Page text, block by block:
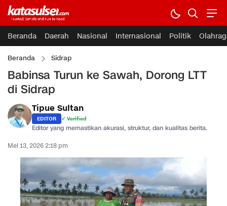
Beranda Daerah Nasional Internasional Politik
Beranda Sidrap
Babinsa Turun ke Sawah, Dorong LTT
di Sidrap
Tipue Sultan
EDITOR ✓ Verified
Editor yang memastikan akurasi, struktur, dan kualitas berita.
Mei 13, 2026 2:18 pm